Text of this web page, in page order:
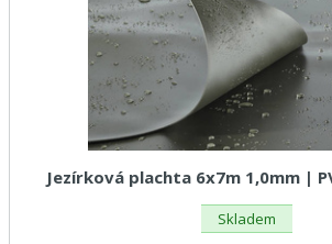
Jezírková plachta 6x7m 1,0mm |
Skladem